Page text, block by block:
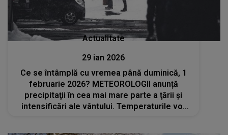
Actualitate
29 ian 2026
Ce se întâmplă cu vremea până duminică, 1
februarie 2026? METEOROLOGII anunță
precipitaţii în cea mai mare parte a ţării şi
intensificări ale vântului. Temperaturile vor